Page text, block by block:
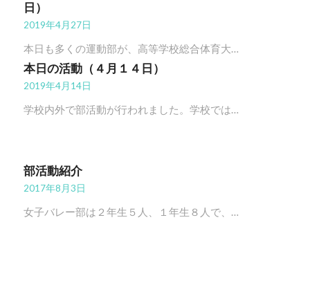
日）
2019年4月27日
本日も多くの運動部が、高等学校総合体育大…
本日の活動（４月１４日）
2019年4月14日
学校内外で部活動が行われました。学校では…
部活動紹介
2017年8月3日
女子バレー部は２年生５人、１年生８人で、…